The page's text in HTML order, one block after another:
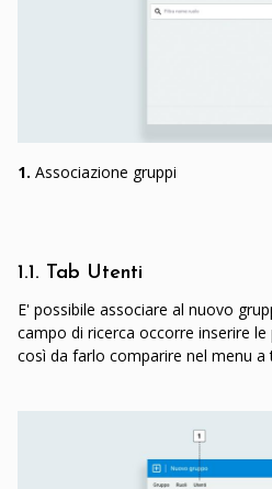
1. Associazione gruppi
1.1. Tab Utenti
E' possibile associare al nuovo
campo di ricerca occorre inserire
così da farlo comparire nel menu a